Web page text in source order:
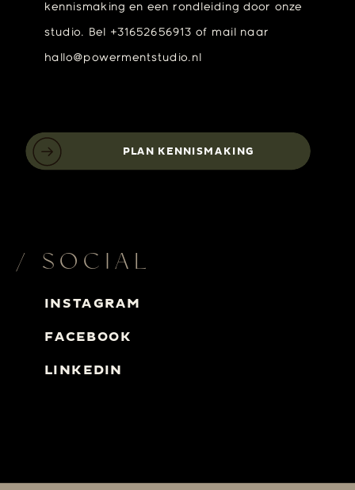
LINKEDIN
FACEBOOK
INSTAGRAM
/ SOCIAL
PLAN KENNISMAKING
kennismaking en een rondleiding door onze
studio. Bel +31652656913 of mail naar
hallo@powermentstudio.nl